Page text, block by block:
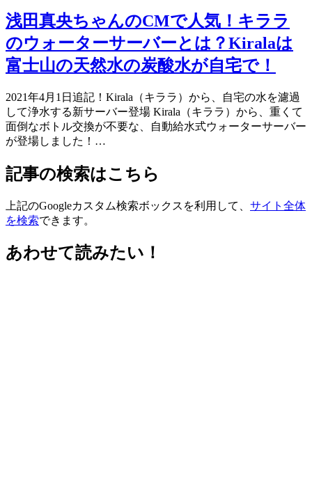
浅田真央ちゃんのCMで人気！キララ
のウォーターサーバーとは？Kiralaは
富士山の天然水の炭酸水が自宅で！
2021年4月1日追記！Kirala（キララ）から、自宅の水を濾過
して浄水する新サーバー登場 Kirala（キララ）から、重くて
面倒なボトル交換が不要な、自動給水式ウォーターサーバー
が登場しました！…
記事の検索はこちら
上記のGoogleカスタム検索ボックスを利用して、 サイト全体
を検索できます。
あわせて読みたい！